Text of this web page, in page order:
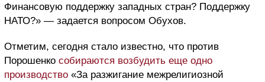
Финансовую поддержку западных стран? Поддержку
НАТО?» — задается вопросом Обухов.
Отметим, сегодня стало известно, что против
Порошенко собираются возбудить еще одно
производство «За разжигание межрелигиозной